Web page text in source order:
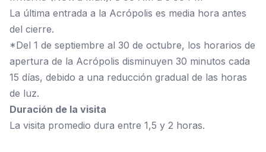
La última entrada a la Acrópolis es media hora antes
del cierre.
*Del 1 de septiembre al 30 de octubre, los horarios de
apertura de la Acrópolis disminuyen 30 minutos cada
15 días, debido a una reducción gradual de las horas
de luz.
Duración de la visita
La visita promedio dura entre 1,5 y 2 horas.